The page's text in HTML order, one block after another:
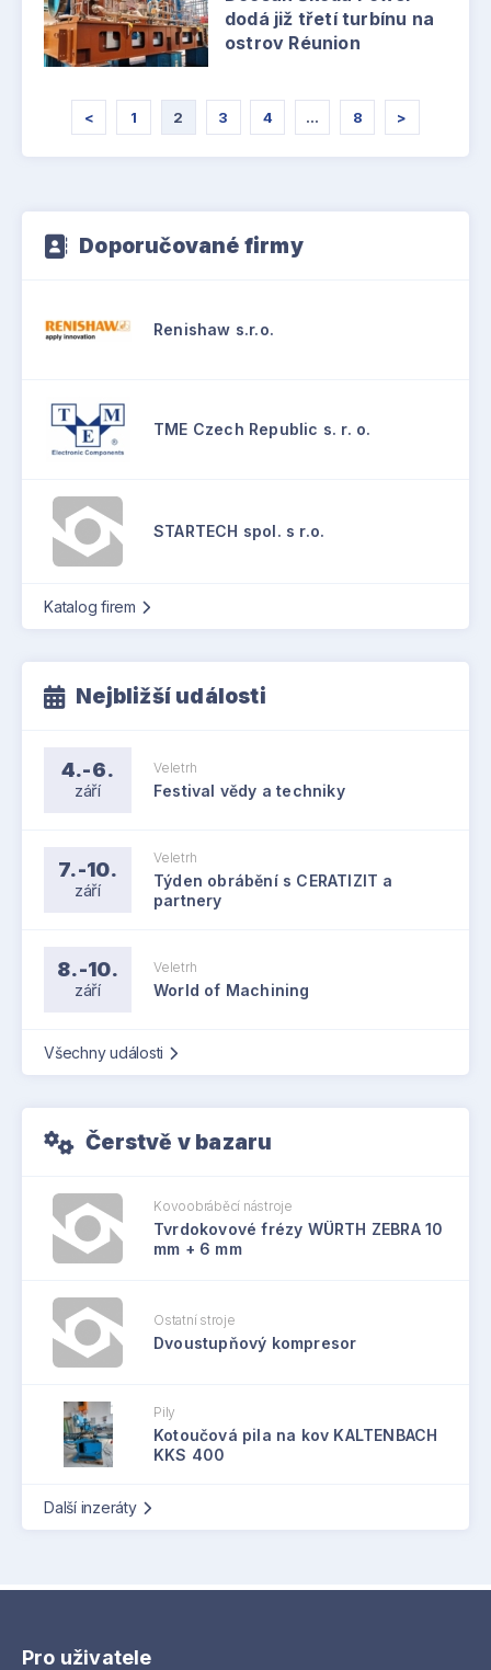
dodá již třetí turbínu na
ostrov Réunion
< 1 2 3 4 … 8 >
Doporučované firmy
Renishaw s.r.o.
TME Czech Republic s. r. o.
STARTECH spol. s r.o.
Katalog firem
Nejbližší události
4.-6.
září
Veletrh
Festival vědy a techniky
7.-10.
září
Veletrh
Týden obrábění s CERATIZIT a
partnery
8.-10.
září
Veletrh
World of Machining
Všechny události
Čerstvě v bazaru
Kovoobráběcí nástroje
Tvrdokovové frézy WÜRTH ZEBRA 10
mm + 6 mm
Ostatní stroje
Dvoustupňový kompresor
Pily
Kotoučová pila na kov KALTENBACH
KKS 400
Další inzeráty
Pro uživatele